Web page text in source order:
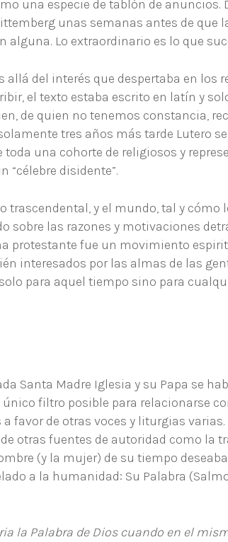
una especie de tablón de anuncios.
unas semanas antes de que
Lo extraordinario es lo que
del interés que despertaba en los
el texto estaba escrito en latín y
de quien no tenemos constancia,
tres años más tarde Lutero
una cohorte de religiosos y
“célebre disidente”.
trascendental, y el mundo, tal y
sobre las razones y motivaciones
protestante fue un movimiento
interesados por las almas de las
para aquel tiempo sino para
Santa Madre Iglesia y su Papa se
filtro posible para relacionarse
favor de otras voces y liturgias
otras fuentes de autoridad como la
(y la mujer) de su tiempo
a la humanidad: Su Palabra (Salmo
la Palabra de Dios cuando en el